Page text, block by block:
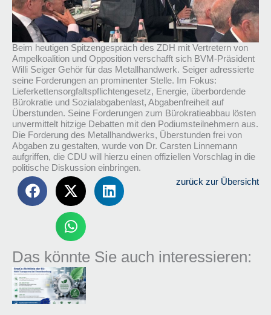
Beim heutigen Spitzengespräch des ZDH mit Vertretern von
Ampelkoalition und Opposition verschafft sich BVM-Präsident
Willi Seiger Gehör für das Metallhandwerk. Seiger adressierte
seine Forderungen an prominenter Stelle. Im Fokus:
Lieferkettensorgfaltspflichtengesetz, Energie, überbordende
Bürokratie und Sozialabgabenlast, Abgabenfreiheit auf
Überstunden. Seine Forderungen zum Bürokratieabbau lösten
unvermittelt hitzige Debatten mit den Podiumsteilnehmern aus.
Die Forderung des Metallhandwerks, Überstunden frei von
Abgaben zu gestalten, wurde von Dr. Carsten Linnemann
aufgriffen, die CDU will hierzu einen offiziellen Vorschlag in die
politische Diskussion einbringen.
zurück zur Übersicht
Das könnte Sie auch interessieren: